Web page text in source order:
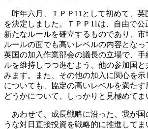
昨年六月、ＴＰＰ11として初めて、英
を決定しました。ＴＰＰ11は、自由で
新たなルールを確立するものであり、市
ルールの面でも高いレベルの内容となっ
英国の加入作業部会の議長の立場で、
ルを維持しつつ進むよう、他の参加国
みます。また、その他の加入に関心を
についても、協定の高いレベルを満た
どうかについて、しっかりと見極めてま
あわせて、成長戦略に沿った、我が国
うな対日直接投資を戦略的に推進してま